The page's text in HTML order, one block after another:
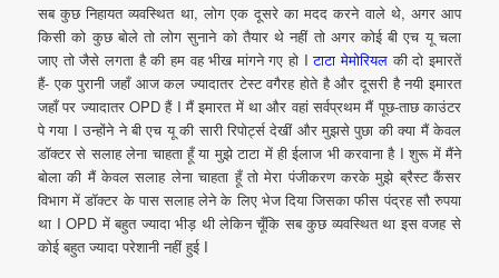
सब कुछ निहायत व्यवस्थित था, लोग एक दूसरे का मदद करने वाले थे, अगर आप
किसी को कुछ बोले तो लोग सुनाने को तैयार थे नहीं तो अगर कोई बी एच यू चला
जाए तो जैसे लगता है की हम वह भीख मांगने गए हो Iटाटा मेमोरियल की दो इमारतें
हैं- एक पुरानी जहाँ आज कल ज्यादातर टेस्ट वगैरह होते है और दूसरी है नयी इमारत
जहाँ पर ज्यादातर OPD हैं I मैं इमारत में था और वहां सर्वप्रथम मैं पूछ-ताछ काउंटर
पे गया I उन्होंने ने बी एच यू की सारी रिपोर्ट्स देखीं और मुझसे पुछा की क्या मैं केवल
डॉक्टर से सलाह लेना चाहता हूँ या मुझे टाटा में ही ईलाज भी करवाना है I शुरू में मैंने
बोला की मैं केवल सलाह लेना चाहता हूँ तो मेरा पंजीकरण करके मुझे ब्रैस्ट कैंसर
विभाग में डॉक्टर के पास सलाह लेने के लिए भेज दिया जिसका फीस पंद्रह सौ रुपया
था I OPD में बहुत ज्यादा भीड़ थी लेकिन चूँकि सब कुछ व्यवस्थित था इस वजह से
कोई बहुत ज्यादा परेशानी नहीं हुई I